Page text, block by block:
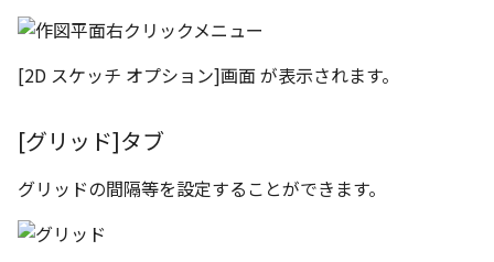
[2D スケッチ オプション]画面 が表示されます。
[グリッド]タブ
グリッドの間隔等を設定することができます。